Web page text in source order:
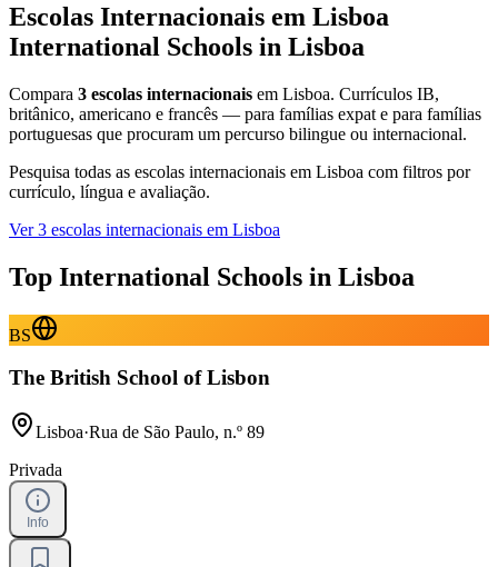
Escolas Internacionais em Lisboa
International Schools in Lisboa
Compara 3 escolas internacionais em Lisboa. Currículos IB,
britânico, americano e francês — para famílias expat e para famílias
portuguesas que procuram um percurso bilingue ou internacional.
Pesquisa todas as escolas internacionais em Lisboa com filtros por
currículo, língua e avaliação.
Ver 3 escolas internacionais em Lisboa
Top International Schools in Lisboa
BS
The British School of Lisbon
Lisboa·Rua de São Paulo, n.º 89
Privada
Info